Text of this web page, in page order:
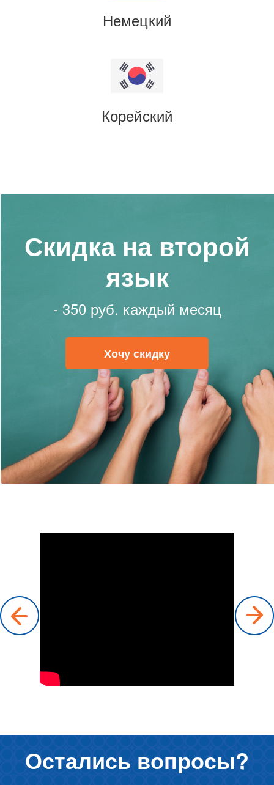
Немецкий
Корейский
Скидка на второй
язык
- 350 руб. каждый месяц
Хочу скидку
Остались вопросы?